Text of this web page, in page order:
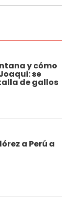
y cómo
se
de gallos
a Perú a